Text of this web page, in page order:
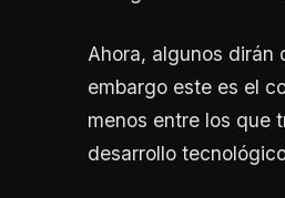
Ahora, algunos dirán
embargo este es el
menos entre los que
desarrollo